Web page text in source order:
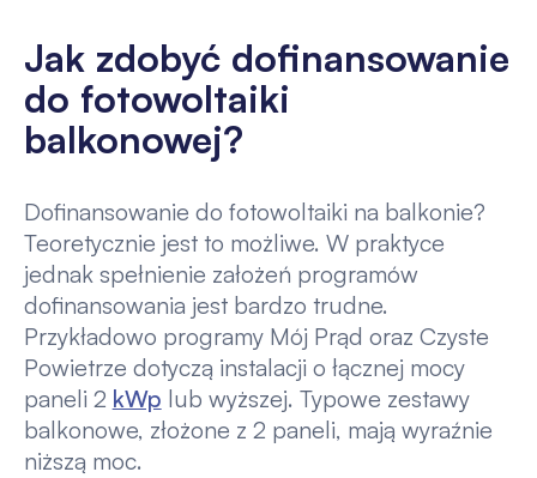
Jak zdobyć dofinansowanie
do fotowoltaiki
balkonowej?
Dofinansowanie do fotowoltaiki na balkonie?
Teoretycznie jest to możliwe. W praktyce
jednak spełnienie założeń programów
dofinansowania jest bardzo trudne.
Przykładowo programy Mój Prąd oraz Czyste
Powietrze dotyczą instalacji o łącznej mocy
paneli 2 kWp lub wyższej. Typowe zestawy
balkonowe, złożone z 2 paneli, mają wyraźnie
niższą moc.